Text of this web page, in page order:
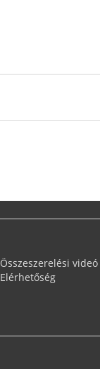
Összeszerelési videó
Elérhetőség